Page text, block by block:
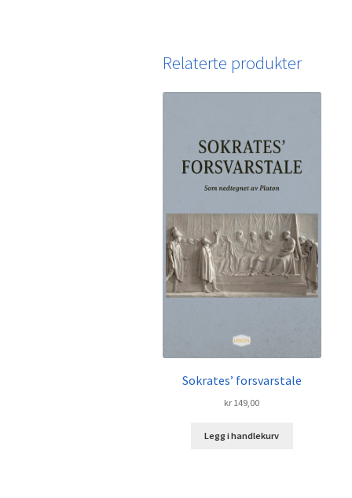
Relaterte produkter
Sokrates’ forsvarstale
kr 149,00
Legg i handlekurv